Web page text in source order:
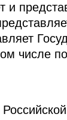
и
числе